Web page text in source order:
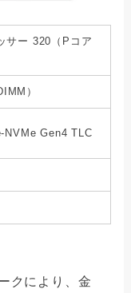
ー 320（Pコア
）
NVMe Gen4 TLC
クにより、金